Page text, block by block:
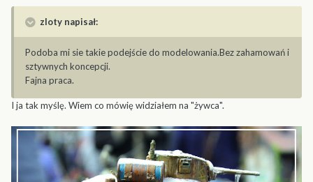
zloty napisał:
Podoba mi sie takie podejście do modelowania.Bez zahamowań i
sztywnych koncepcji.
Fajna praca.
I ja tak myślę. Wiem co mówię widziałem na "żywca".